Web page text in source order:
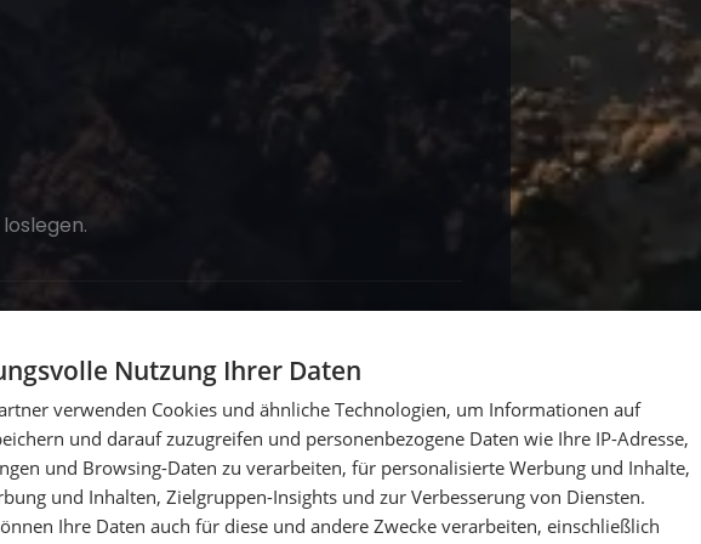
Flair
sonnenverwöhntesten Inseln Kroatiens.
GERMAN
Nutzung Ihrer Daten
verwenden Cookies und ähnliche Technologien, um Informationen auf
und darauf zuzugreifen und personenbezogene Daten wie Ihre IP-Adresse,
und Browsing-Daten zu verarbeiten, für personalisierte Werbung und Inhalte,
und Inhalten, Zielgruppen-Insights und zur Verbesserung von Diensten.
Ihre Daten auch für diese und andere Zwecke verarbeiten, einschließlich